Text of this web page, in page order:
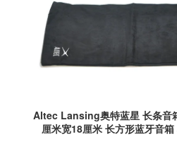
Altec Lansing奥特蓝星 长条音
厘米宽18厘米 长方形蓝牙音